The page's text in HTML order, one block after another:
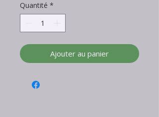
Quantité *
Ajouter au panier